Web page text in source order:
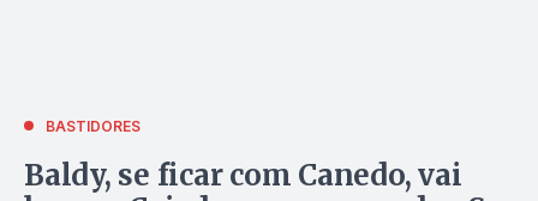
BASTIDORES
Baldy, se ficar com Canedo, vai